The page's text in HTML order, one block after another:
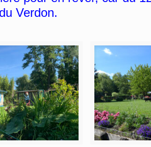
Verdon.